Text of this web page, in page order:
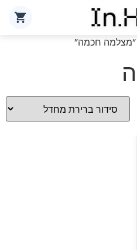
“מצלמה חכמה”